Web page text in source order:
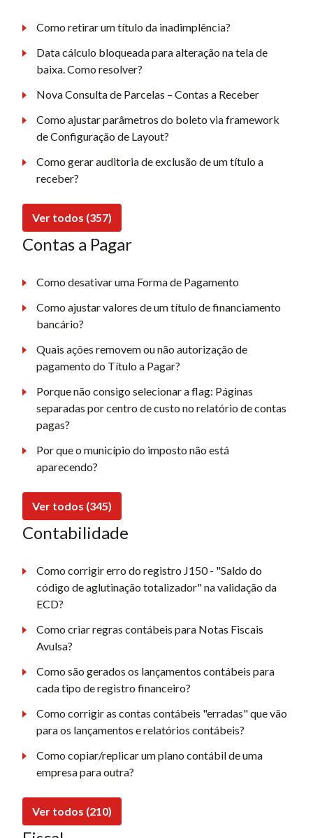
Como retirar um título da inadimplência?
Data cálculo bloqueada para alteração na tela de
baixa. Como resolver?
Nova Consulta de Parcelas – Contas a Receber
Como ajustar parâmetros do boleto via framework
de Configuração de Layout?
Como gerar auditoria de exclusão de um título a
receber?
Ver todos (357)
Contas a Pagar
Como desativar uma Forma de Pagamento
Como ajustar valores de um título de financiamento
bancário?
Quais ações removem ou não autorização de
pagamento do Título a Pagar?
Porque não consigo selecionar a flag: Páginas
separadas por centro de custo no relatório de contas
pagas?
Por que o município do imposto não está
aparecendo?
Ver todos (345)
Contabilidade
Como corrigir erro do registro J150 - "Saldo do
código de aglutinação totalizador" na validação da
ECD?
Como criar regras contábeis para Notas Fiscais
Avulsa?
Como são gerados os lançamentos contábeis para
cada tipo de registro financeiro?
Como corrigir as contas contábeis "erradas" que vão
para os lançamentos e relatórios contábeis?
Como copiar/replicar um plano contábil de uma
empresa para outra?
Ver todos (210)